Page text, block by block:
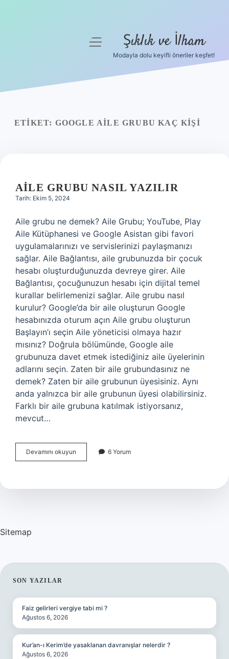
Yasal Uyarı
menüyü
Şıklık ve İlham
Modayla dolu keyifli öneriler keşfet!
ETIKET: GOOGLE AILE GRUBU KAÇ KIŞI
AILE GRUBU NASIL YAZILIR
Tarih: Ekim 5, 2024
Aile grubu ne demek? Aile Grubu; YouTube, Play
Aile Kütüphanesi ve Google Asistan gibi favori
uygulamalarınızı ve servislerinizi paylaşmanızı
sağlar. Aile Bağlantısı, aile grubunuzda bir çocuk
hesabı oluşturduğunuzda devreye girer. Aile
Bağlantısı, çocuğunuzun hesabı için dijital temel
kurallar belirlemenizi sağlar. Aile grubu nasıl
kurulur? Google’da bir aile oluşturun Google
hesabınızda oturum açın Aile grubu oluşturun
Başlayın’ı seçin Aile yöneticisi olmaya hazır
mısınız? Doğrula bölümünde, Google aile
grubunuza davet etmek istediğiniz aile üyelerinin
adlarını seçin. Zaten bir aile grubundasınız ne
demek? Zaten bir aile grubunun üyesisiniz. Aynı
anda yalnızca bir aile grubunun üyesi olabilirsiniz.
Farklı bir aile grubuna katılmak istiyorsanız,
mevcut…
Devamını okuyun
Grubu
6 Yorum
Sitemap
SIDEBAR
SON YAZILAR
Faiz gelirleri vergiye tabi mi ?
Ağustos 6, 2026
Kur’an-ı Kerim’de yasaklanan davranışlar nelerdir ?
Ağustos 6, 2026